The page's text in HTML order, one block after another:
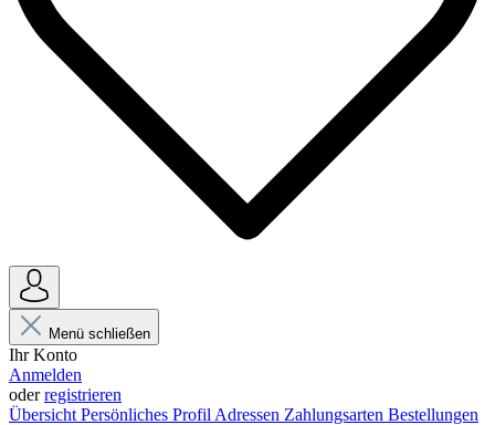
Menü schließen
Ihr Konto
Anmelden
oderregistrieren
Übersicht Persönliches Profil Adressen Zahlungsarten Bestellungen